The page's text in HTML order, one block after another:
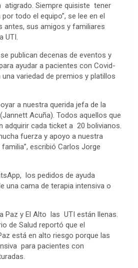
atigrado. Siempre quisiste tener
todo el equipo”, se lee en el
antes, sus amigos y familiares
UTI.
publican decenas de eventos y
ayudar a pacientes con Covid-
variedad de premios y platillos
a nuestra querida jefa de la
Acuña). Todos aquellos que
adquirir cada ticket a 20 bolivianos.
fuerza y apoyo a nuestra
escribió Carlos Jorge
los pedidos de ayuda
una cama de terapia intensiva o
Paz y El Alto las UTI están llenas.
de Salud reportó que el
está en alto riesgo porque las
para pacientes con